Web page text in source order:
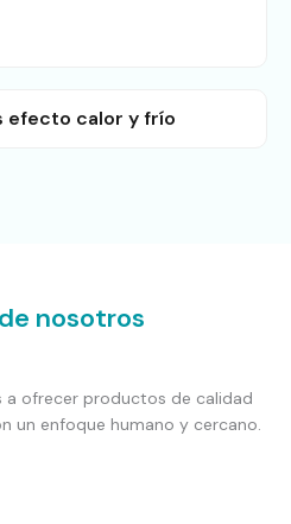
efecto calor y frío
nosotros
a ofrecer productos de calidad
un enfoque humano y cercano.